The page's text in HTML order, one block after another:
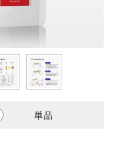
単品